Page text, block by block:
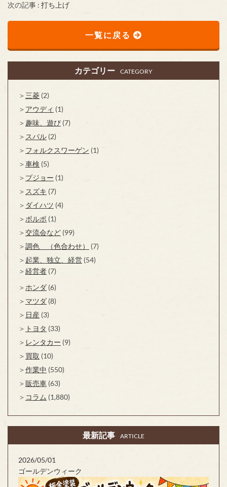
次の記事 : 打ち上げ
一覧に戻る
カテゴリー CATEGORY
三菱 (2)
アウディ (1)
趣味、遊び (7)
スバル (2)
フォルクスワーゲン (1)
車検 (5)
プジョー (1)
スズキ (7)
ダイハツ (4)
ボルボ (1)
交流会など (99)
調色 （色合わせ）
(7)
起業、独立、経営 (54)
経営者 (7)
ホンダ (6)
マツダ (8)
日産 (3)
トヨタ (33)
レンタカー (9)
買取 (10)
作業中 (550)
販売車 (63)
コラム (1,880)
最新記事 ARTICLE
2026/05/01
ゴールデンウィーク